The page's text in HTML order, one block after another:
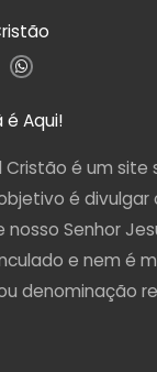
W
h
s
a
p
é Aqui!
Cristão é um site
é divulgar
Senhor
e nem é
denominação